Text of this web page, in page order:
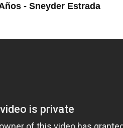
- Sneyder Estrada